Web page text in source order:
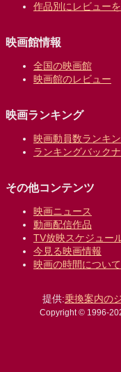
作品別にレビュー
映画館情報
全国の映画館
映画館のレビュー
映画ランキング
映画動員数ランキ
ランキングバック
その他コンテンツ
映画ニュース
動画配信作品
TV放映スケジュー
今見る映画情報
映画の時間について
提供:乗換案内の
Copyright © 1996-